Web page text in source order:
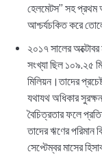
হেলমেটস” সহ প্রথম
আশ্চর্যচকিত করে
২০১৭ সালের অক্টোবর
সংখ্যা ছিল ১০৯.২৫
মিলিয়ন।তাদের
যথাযথ অধিকার
বৈচিত্রতার ফলে
তাদের ঋণের পরিমান
সেপ্টেম্বর মাসের